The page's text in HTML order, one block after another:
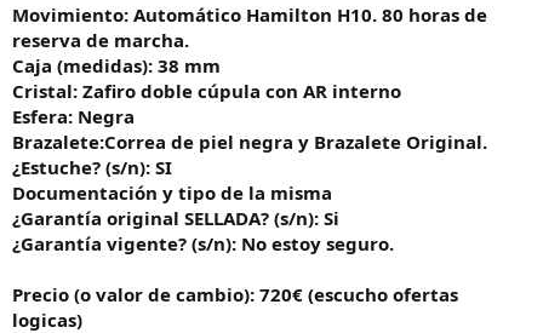
Movimiento: Automático Hamilton H10. 80 horas de
reserva de marcha.
Caja (medidas): 38 mm
Cristal: Zafiro doble cúpula con AR interno
Esfera: Negra
Brazalete:Correa de piel negra y Brazalete Original.
¿Estuche? (s/n): SI
Documentación y tipo de la misma
¿Garantía original SELLADA? (s/n): Si
¿Garantía vigente? (s/n): No estoy seguro.
Precio (o valor de cambio): 720€ (escucho ofertas
logicas)